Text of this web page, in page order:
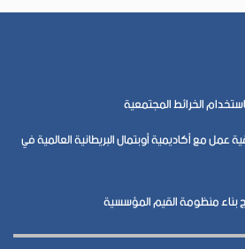
الخرائط المجتمعية
عمل مع أكاديمية أوبتمال البريطانية العالمية في
بناء منظومة القيم المؤسسية